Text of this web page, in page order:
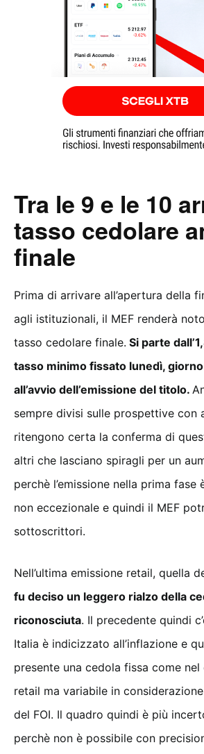
Tra le 9 e le 10
tasso cedolare
finale
Prima di arrivare all’apertura della
agli istituzionali, il MEF renderà
tasso cedolare finale. Si parte
tasso minimo fissato lunedì,
all’avvio dell’emissione del titolo.
sempre divisi sulle prospettive con
ritengono certa la conferma di
altri che lasciano spiragli per un
perchè l’emissione nella prima fase
non eccezionale e quindi il MEF
sottoscrittori.
Nell’ultima emissione retail, quella
fu deciso un leggero rialzo della
riconosciuta. Il precedente quindi
Italia è indicizzato all’inflazione e
presente una cedola fissa come
retail ma variabile in considerazione
del FOI. Il quadro quindi è più
perchè non è possibile con